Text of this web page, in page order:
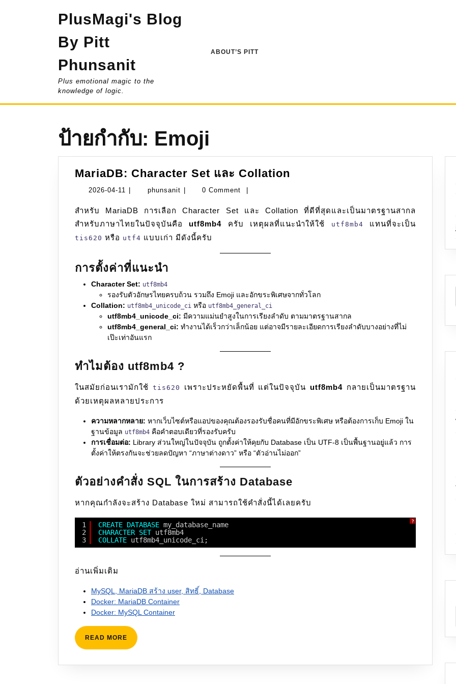
PlusMagi's Blog
By Pitt
Phunsanit
Plus emotional magic to the
knowledge of logic.
ABOUT’S PITT
ป้ายกำกับ: Emoji
MariaDB: Character Set และ Collation
และ
Collation
2026-04-11 2026-
11
phunsanit phunsanit0 Comment
สำหรับ MariaDB การเลือก Character Set และ Collation ที่ดีที่สุดและเป็นมาตรฐานสากล
สำหรับภาษาไทยในปัจจุบันคือ utf8mb4 ครับ เหตุผลที่แนะนำให้ใช้ utf8mb4 แทนที่จะเป็น
tis620 หรือ utf4 แบบเก่า มีดังนี้ครับ
การตั้งค่าที่แนะนำ
Character Set: utf8mb4
รองรับตัวอักษรไทยครบถ้วน รวมถึง Emoji และอักขระพิเศษจากทั่วโลก
Collation: utf8mb4_unicode_ci หรือ utf8mb4_general_ci
utf8mb4_unicode_ci: มีความแม่นยำสูงในการเรียงลำดับ ตามมาตรฐานสากล
utf8mb4_general_ci: ทำงานได้เร็วกว่าเล็กน้อย แต่อาจมีรายละเอียดการเรียงลำดับบางอย่างที่ไม่
เป๊ะเท่าอันแรก
ทำไมต้อง utf8mb4 ?
ในสมัยก่อนเรามักใช้ tis620 เพราะประหยัดพื้นที่ แต่ในปัจจุบัน utf8mb4 กลายเป็นมาตรฐาน
ด้วยเหตุผลหลายประการ
ความหลากหลาย: หากเว็บไซต์หรือแอปของคุณต้องรองรับชื่อคนที่มีอักขระพิเศษ หรือต้องการเก็บ Emoji ใน
ฐานข้อมูล utf8mb4 คือคำตอบเดียวที่รองรับครับ
การเชื่อมต่อ: Library ส่วนใหญ่ในปัจจุบัน ถูกตั้งค่าให้คุยกับ Database เป็น UTF-8 เป็นพื้นฐานอยู่แล้ว การ
ตั้งค่าให้ตรงกันจะช่วยลดปัญหา “ภาษาต่างดาว” หรือ “ตัวอ่านไม่ออก”
ตัวอย่างคำสั่ง SQL ในการสร้าง Database
หากคุณกำลังจะสร้าง Database ใหม่ สามารถใช้คำสั่งนี้ได้เลยครับ
?
1
2
3
CREATE DATABASE my_database_name
CHARACTER SET utf8mb4
COLLATE utf8mb4_unicode_ci;
อ่านเพิ่มเติม
MySQL, MariaDB สร้าง user, สิทธิ์, Database
Docker: MariaDB Container
Docker: MySQL Container
READ MORE READ
MORE